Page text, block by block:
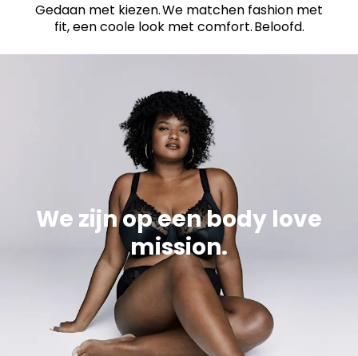
Gedaan met kiezen. We matchen fashion met
fit, een coole look met comfort. Beloofd.
We zijn op een body love
mission.